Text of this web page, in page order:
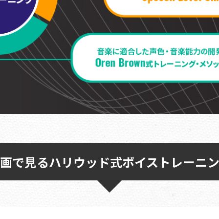
で見るハリウッド式ボイストレーニ